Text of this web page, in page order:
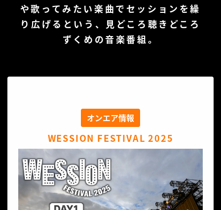
や歌ってみたい楽曲でセッションを繰
り広げるという、
見どころ聴きどころ
ずくめの音楽番組。
オンエア情報
WESSION FESTIVAL 2025